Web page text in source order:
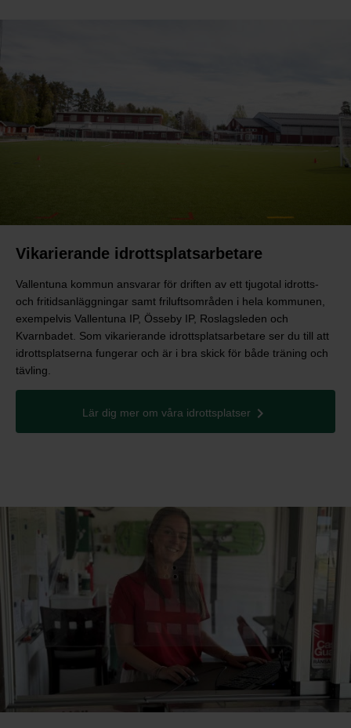
Vikarierande idrottsplatsarbetare
Vallentuna kommun ansvarar för driften av ett tjugotal idrotts-
och fritidsanläggningar samt friluftsområden i hela kommunen,
exempelvis Vallentuna IP, Össeby IP, Roslagsleden och
Kvarnbadet. Som vikarierande idrottsplatsarbetare ser du till att
idrottsplatserna fungerar och är i bra skick för både träning och
tävling.
Lär dig mer om våra idrottsplatser